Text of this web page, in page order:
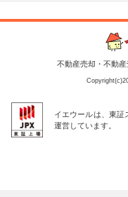
不動産売却・不動産
イエウールは、東証
運営しています。